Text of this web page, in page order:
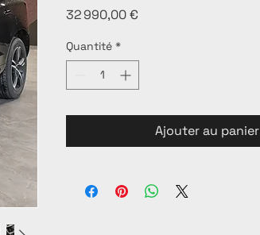
32 990,00 €
Quantité *
Ajouter au panier